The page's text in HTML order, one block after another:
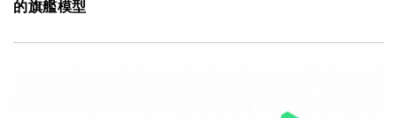
的旗艦模型